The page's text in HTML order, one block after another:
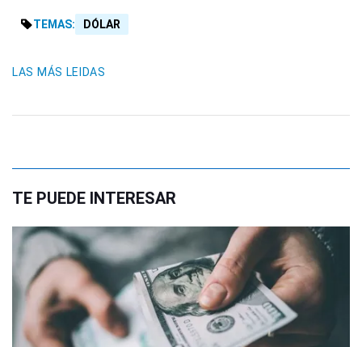
TEMAS: DÓLAR
LAS MÁS LEIDAS
TE PUEDE INTERESAR